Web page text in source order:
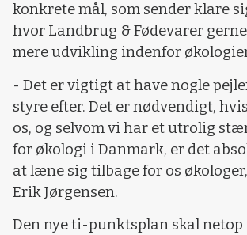
konkrete mål, som sender klare
hvor Landbrug & Fødevarer
mere udvikling indenfor
- Det er vigtigt at have nogle
styre efter. Det er nødvendigt,
os, og selvom vi har et utrolig
for økologi i Danmark, er det
at læne sig tilbage for os
Erik Jørgensen.
Den nye ti-punktsplan skal